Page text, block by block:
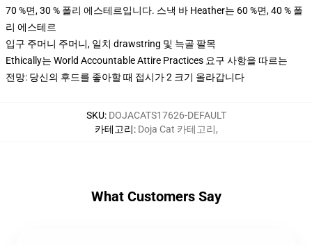
70 %면, 30 % 폴리 에스테르입니다. 스낵 바 Heather는 60 %면, 40 % 폴
리 에스테르
입구 주머니 주머니, 일치 drawstring 및 늑골 팔목
Ethically는 World Accountable Attire Practices 요구 사항을 따르는
전망: 당신의 후드를 좋아할 때 접시가 2 크기 올라갑니다
SKU: DOJACATS17626-DEFAULT
카테고리: Doja Cat 카테고리,
What Customers Say